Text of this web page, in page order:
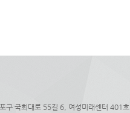
구 국회대로 55길 6, 여성미래센터 401호